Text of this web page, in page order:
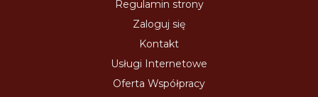
Regulamin strony
Zaloguj się
Kontakt
Usługi Internetowe
Oferta Współpracy